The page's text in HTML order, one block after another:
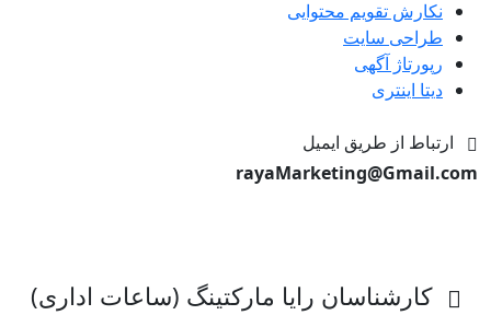
نکارش تقویم محتوایی
طراحی سایت
رپورتاژ آگهی
دیتا اینتری
ارتباط از طریق ایمیل
rayaMarketing@Gmail.com
کارشناسان رایا مارکتینگ (ساعات اداری)